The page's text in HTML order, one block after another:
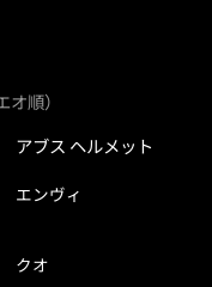
順）
アブス ヘルメット
エンヴィ
クオ